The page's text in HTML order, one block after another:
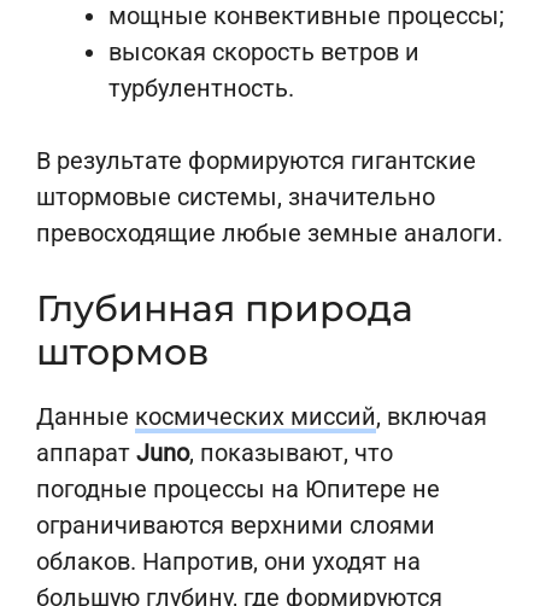
мощные конвективные процессы;
высокая скорость ветров и
турбулентность.
В результате формируются гигантские
штормовые системы, значительно
превосходящие любые земные аналоги.
Глубинная природа
штормов
Данные космических миссий, включая
аппарат Juno, показывают, что
погодные процессы на Юпитере не
ограничиваются верхними слоями
облаков. Напротив, они уходят на
большую глубину, где формируются